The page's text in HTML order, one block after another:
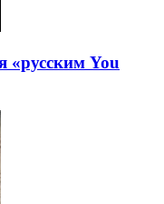
«русским You